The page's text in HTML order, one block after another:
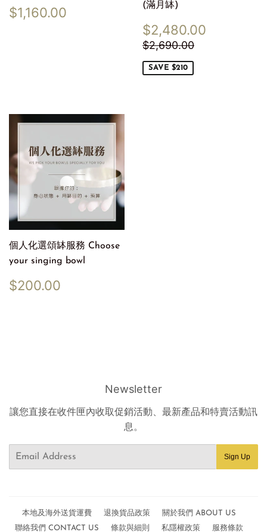
Regular
price
$1,160.00
(滿月缽)
Sale
price
$2,480.00
Regular price
$2,690.00
SAVE $210
個人化選頌缽服務 Choose
your singing bowl
Regular
price
$200.00
Newsletter
讓您直接在收件匣內收取促銷活動、最新產品和特賣活動訊
息。
Email
Sign Up
本地及海外送貨運費 退換貨品政策
關於我們 ABOUT US
聯絡我們 CONTACT US
條款與細則 私隱權政策 服務條款